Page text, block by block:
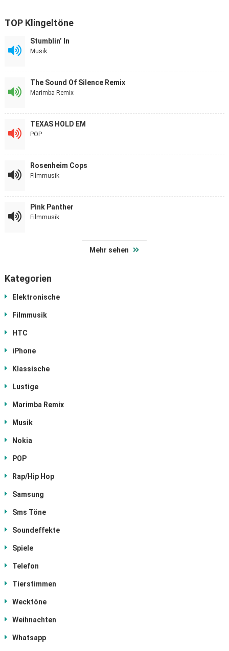
TOP Klingeltöne
Stumblin’ In
Musik
The Sound Of Silence Remix
Marimba Remix
TEXAS HOLD EM
POP
Rosenheim Cops
Filmmusik
Pink Panther
Filmmusik
Mehr sehen
Kategorien
Elektronische
Filmmusik
HTC
iPhone
Klassische
Lustige
Marimba Remix
Musik
Nokia
POP
Rap/Hip Hop
Samsung
Sms Töne
Soundeffekte
Spiele
Telefon
Tierstimmen
Wecktöne
Weihnachten
Whatsapp